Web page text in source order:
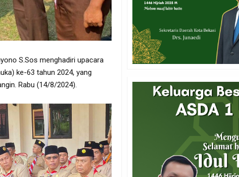
S.Sos menghadiri upacara
ke-63 tahun 2024, yang
Rabu (14/8/2024).